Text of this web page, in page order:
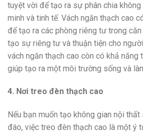
tuyệt vời để tạo ra sự phân chia
minh và tinh tế. Vách ngăn thạch cao
để tạo ra các phòng riêng tư trong
tạo sự riêng tư và thuận tiện cho
vách ngăn thạch cao còn có khả năng
giúp tạo ra một môi trường sống và
4. Nơi treo đèn thạch cao
Nếu bạn muốn tạo không gian nội
đáo, việc treo đèn thạch cao là một ý